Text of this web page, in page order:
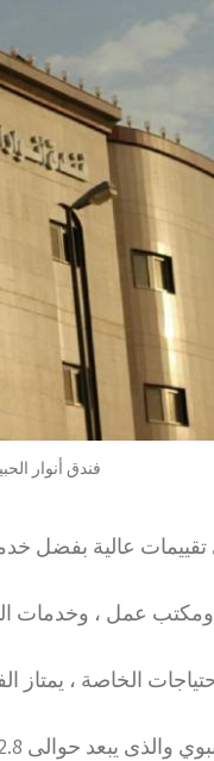
فندق أنوار
عالية بفضل
عمل ، وخدمات
الخاصة ، يمتاز